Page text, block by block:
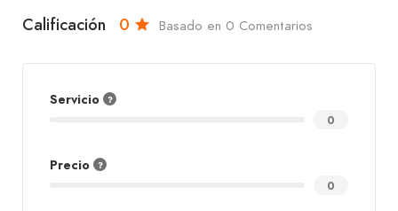
Calificación 0 Basado en 0 Comentarios
Servicio
0
Precio
0